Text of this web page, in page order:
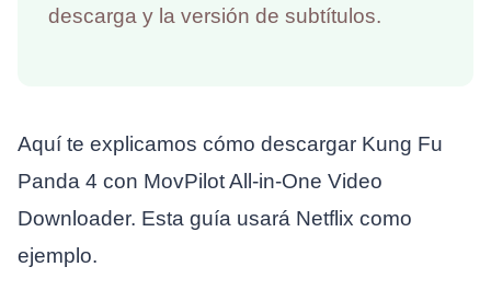
descarga y la versión de subtítulos.
Aquí te explicamos cómo descargar Kung Fu
Panda 4 con MovPilot All-in-One Video
Downloader. Esta guía usará Netflix como
ejemplo.